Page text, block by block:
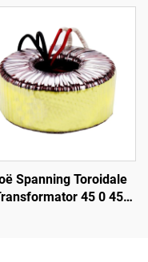
Spanning Toroidale
45 0 45